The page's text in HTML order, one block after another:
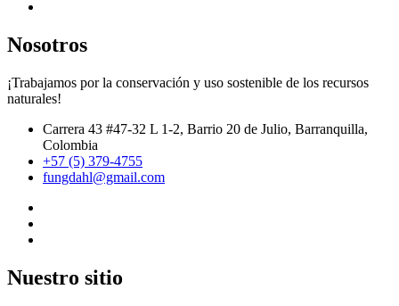
Nosotros
¡Trabajamos por la conservación y uso sostenible de los recursos
naturales!
Carrera 43 #47-32 L 1-2, Barrio 20 de Julio, Barranquilla,
Colombia
+57 (5) 379-4755
fungdahl@gmail.com
Nuestro sitio